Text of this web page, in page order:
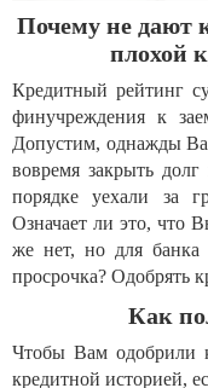
Почему не дают
плохой
Кредитный рейтинг
финучреждения к
Допустим, однажды
вовремя закрыть
порядке уехали за
Означает ли это, что
же нет, но для банка
просрочка? Одобрять
Как
Чтобы Вам одобрили
кредитной историей,